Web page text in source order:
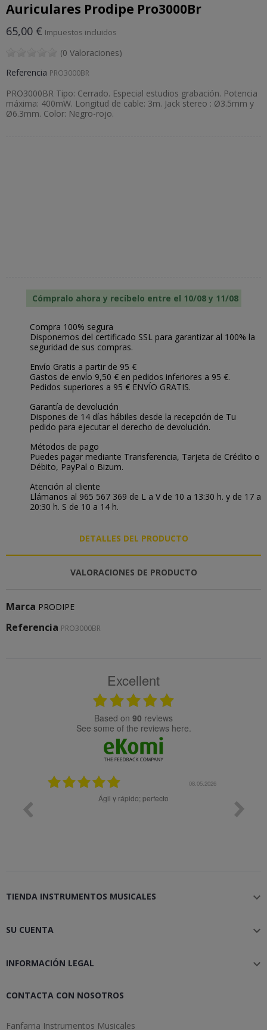
Auriculares Prodipe Pro3000Br
65,00 € Impuestos incluidos
(0 Valoraciones)
Referencia PRO3000BR
PRO3000BR Tipo: Cerrado. Especial estudios grabación. Potencia
máxima: 400mW. Longitud de cable: 3m. Jack stereo : Ø3.5mm y
Ø6.3mm. Color: Negro-rojo.
Cómpralo ahora y recíbelo entre el 10/08 y 11/08
Compra 100% segura
Disponemos del certificado SSL para garantizar al 100% la
seguridad de sus compras.
Envío Gratis a partir de 95 €
Gastos de envío 9,50 € en pedidos inferiores a 95 €.
Pedidos superiores a 95 € ENVÍO GRATIS.
Garantía de devolución
Dispones de 14 días hábiles desde la recepción de Tu
pedido para ejecutar el derecho de devolución.
Métodos de pago
Puedes pagar mediante Transferencia, Tarjeta de Crédito o
Débito, PayPal o Bizum.
Atención al cliente
Llámanos al 965 567 369 de L a V de 10 a 13:30 h. y de 17 a
20:30 h. S de 10 a 14 h.
DETALLES DEL PRODUCTO
VALORACIONES DE PRODUCTO
Marca PRODIPE
Referencia PRO3000BR
Excellent
based on 90 reviews
see some of the reviews here.
08.05.2026
Ágil y rápido; perfecto
TIENDA INSTRUMENTOS MUSICALES 
SU CUENTA 
INFORMACIÓN LEGAL 
CONTACTA CON NOSOTROS
Fanfarria Instrumentos Musicales